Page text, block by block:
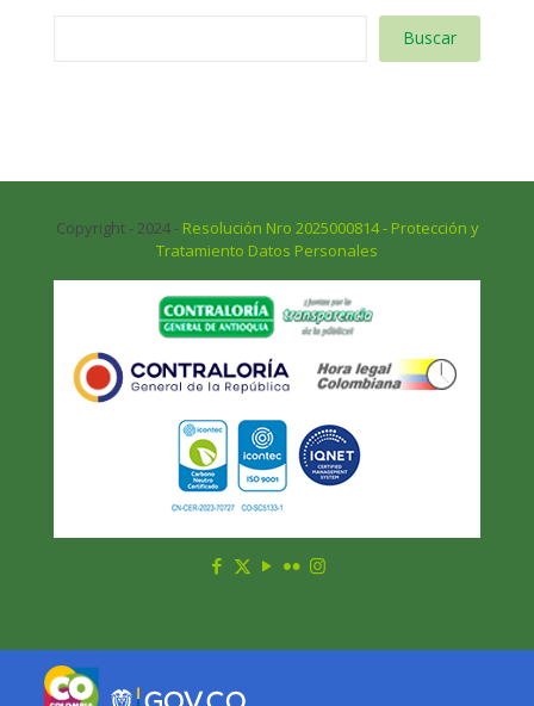
Buscar
Copyright - 2024 - Resolución Nro 2025000814 - Protección y
Tratamiento Datos Personales